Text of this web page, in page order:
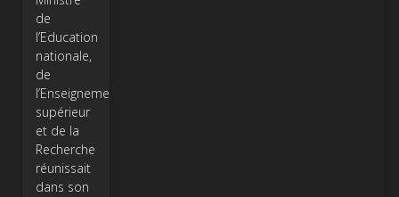
de
l’Education
nationale,
de
l’Enseignement
supérieur
et de la
Recherche
réunissait
dans son